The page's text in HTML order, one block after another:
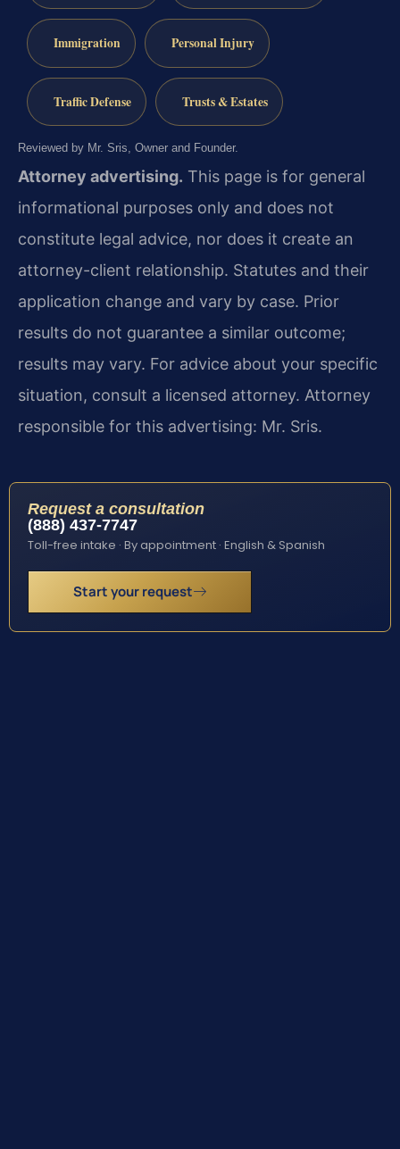
Immigration Personal Injury
Traffic Defense Trusts & Estates
Reviewed by Mr. Sris, Owner and Founder.
Attorney advertising. This page is for general
informational purposes only and does not
constitute legal advice, nor does it create an
attorney-client relationship. Statutes and their
application change and vary by case. Prior
results do not guarantee a similar outcome;
results may vary. For advice about your specific
situation, consult a licensed attorney. Attorney
responsible for this advertising: Mr. Sris.
Request a consultation
(888) 437-7747
Toll-free intake · By appointment · English & Spanish
Start your request